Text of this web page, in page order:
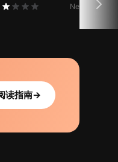
Netflix 难度
读指南→